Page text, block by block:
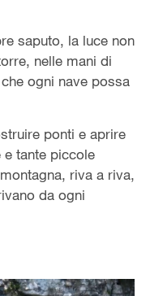
saputo, la luce non
nelle mani di
ogni nave possa
ponti e aprire
tante piccole
riva a riva,
da ogni